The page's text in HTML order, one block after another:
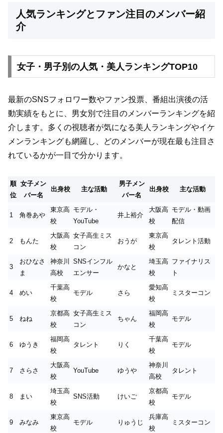
人気ランキングとファン注目のメンバー紹
介
女子・男子別の人気・美人ランキングTOP10
最新のSNSフォロワー数やファン投票、番組出演後の活
動実績をもとに、男女別で注目のメンバーランキングを紹
介します。多くの視聴者が気になる美人ランキングやイケ
メンランキングも網羅し、どのメンバーが現在最も注目さ
れているかが一目で分かります。
順
位
女子メン
バー名
出身校 主な活動
男子メン
バー名
出身校 主な活動
1 角巻あや
東京高
校
モデル・
YouTube
井上裕介
大阪高
校
モデル・動画
配信
2 もんた
大阪高
校
女子高生ミス
コン
おうが
東京高
校
タレント活動
3
おひなさ
ま
神奈川
高校
SNSインフル
エンサー
かなと
埼玉高
校
ファイナリス
ト
4 めい
千葉高
校
モデル さら
愛知高
校
ミスターコン
5 ねね
京都高
校
女子高生ミス
コン
ちゃん
福岡高
校
モデル
6 ゆうき
福岡高
校
タレント りく
千葉高
校
モデル
7 さらさ
大阪高
校
YouTube ゆうや
神奈川
高校
タレント
8 まい
埼玉高
校
SNS活動 けいご
京都高
校
モデル
9 みなみ
東京高
校
モデル りゅうじ
兵庫高
校
ミスターコン